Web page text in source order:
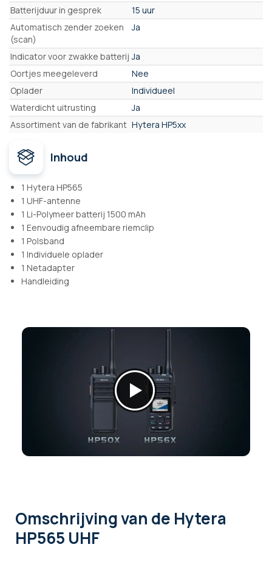
Batterijduur in gesprek
15 uur
Automatisch zender zoeken
(scan)
Ja
Indicator voor zwakke batterij Ja
Oortjes meegeleverd
Nee
Oplader
Individueel
Waterdicht uitrusting
Ja
Assortiment van de fabrikant Hytera HP5xx
Inhoud
1 Hytera HP565
1 UHF-antenne
1 Li-Polymeer batterij 1500 mAh
1 Eenvoudig afneembare riemclip
1 Polsband
1 Individuele oplader
1 Netadapter
Handleiding
Omschrijvingvan de Hytera
HP565 UHF